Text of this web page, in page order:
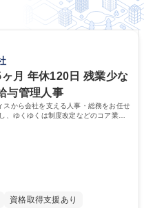
月 年休120日 残業少な
与管理人事
から会社を支える人事・総務をお任せ
、ゆくゆくは制度改定などのコア業務
資格取得支援あり